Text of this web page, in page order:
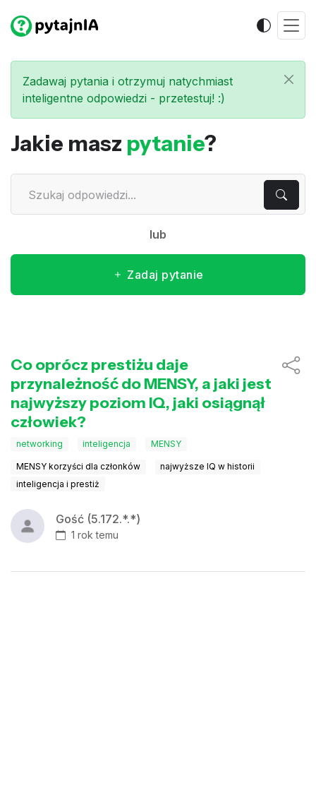
Zadawaj pytania i otrzymuj natychmiast
inteligentne odpowiedzi - przetestuj! :)
Jakie masz pytanie?
lub
Zadaj pytanie
Co oprócz prestiżu daje
przynależność do MENSY, a jaki jest
najwyższy poziom IQ, jaki osiągnął
człowiek?
networking inteligencja MENSY
MENSY korzyści dla członków
najwyższe IQ w historii
inteligencja i prestiż
Gość (5.172.*.*)
1 rok temu